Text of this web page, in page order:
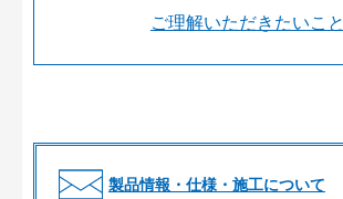
ご理解いただきたいこと
製品情報・仕様・施工について